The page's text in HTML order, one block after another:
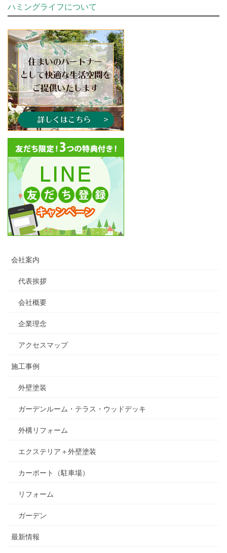
ハミングライフについて
会社案内
代表挨拶
会社概要
企業理念
アクセスマップ
施工事例
外壁塗装
ガーデンルーム・テラス・ウッドデッキ
外構リフォーム
エクステリア＋外壁塗装
カーポート（駐車場）
リフォーム
ガーデン
最新情報